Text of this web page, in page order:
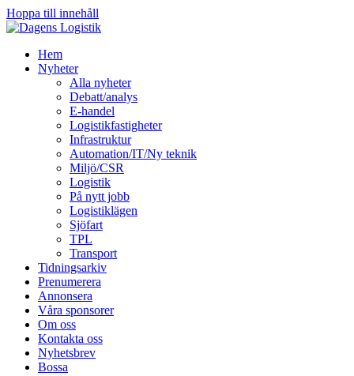
Hoppa till innehåll
Hem
Nyheter
Alla nyheter
Debatt/analys
E-handel
Logistikfastigheter
Infrastruktur
Automation/IT/Ny teknik
Miljö/CSR
Logistik
På nytt jobb
Logistiklägen
Sjöfart
TPL
Transport
Tidningsarkiv
Prenumerera
Annonsera
Våra sponsorer
Om oss
Kontakta oss
Nyhetsbrev
Bossa